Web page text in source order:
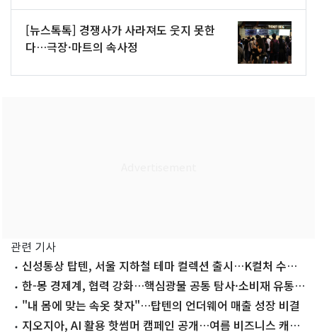
[뉴스톡톡] 경쟁사가 사라져도 웃지 못한
다…극장·마트의 속사정
관련 기사
신성통상 탑텐, 서울 지하철 테마 컬렉션 출시…K컬처 수요
공략한-몽 경제계, 협력 강화…핵심광물 공통 탐사·소비재 유통
확대 추진
"내 몸에 맞는 속옷 찾자"…탑텐의 언더웨어 매출 성장 비결
지오지아, AI 활용 핫썸머 캠페인 공개…여름 비즈니스 캐주